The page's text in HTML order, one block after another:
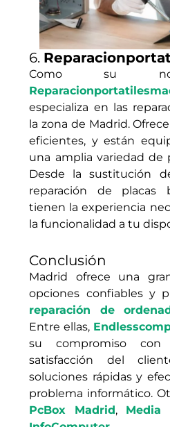
6.
Como su
especializa en las
la zona de Madrid.
eficientes, y están
una amplia variedad de
Desde la sustitución
reparación de placas
tienen la experiencia
la funcionalidad a tu
Conclusión
Madrid ofrece una
opciones confiables y
reparación de
Entre ellas,
su compromiso
satisfacción del
soluciones rápidas y
problema informático.
PcBox Madrid, Media